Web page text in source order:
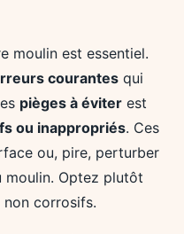
moulin est essentiel.
courantes qui
pièges à éviter est
ou inappropriés. Ces
ou, pire, perturber
moulin. Optez plutôt
corrosifs.